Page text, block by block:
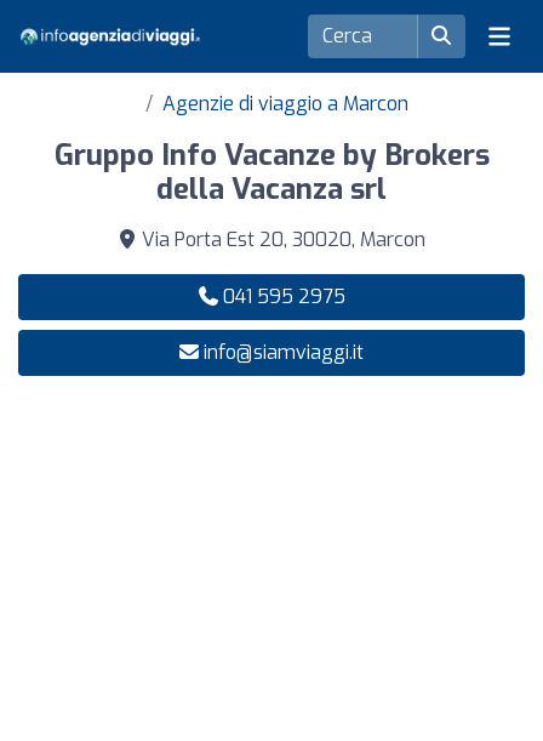
Agenzie di viaggio a Marcon
Gruppo Info Vacanze by Brokers
della Vacanza srl
Via Porta Est 20, 30020, Marcon
041 595 2975
info@siamviaggi.it